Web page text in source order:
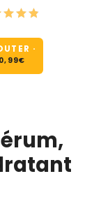
·
€